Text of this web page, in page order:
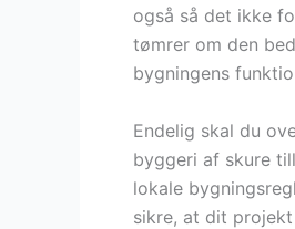
også så det ikke
tømrer om den
bygningens
Endelig skal du
byggeri af skure
lokale
sikre, at dit